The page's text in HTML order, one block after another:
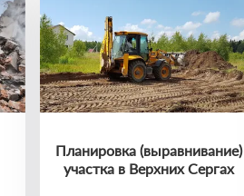
Планировка (выравнивание)
участка в Верхних Сергах